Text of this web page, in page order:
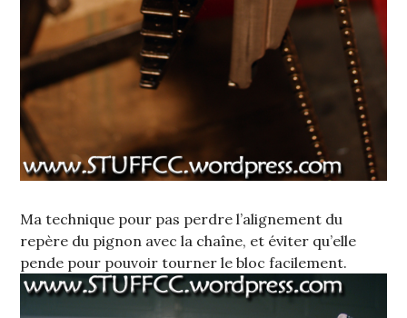
Ma technique pour pas perdre l’alignement du
repère du pignon avec la chaîne, et éviter qu’elle
pende pour pouvoir tourner le bloc facilement.